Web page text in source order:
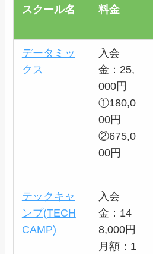
スクール名 料金
データミッ
クス
入会
金：25,
000円
①180,0
00円
②675,0
00円
テックキャ
ンプ(TECH
CAMP)
入会
金：14
8,000円
月額：1